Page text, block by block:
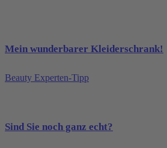
Mein wunderbarer Kleiderschrank!
Beauty Experten-Tipp
Sind Sie noch ganz echt?